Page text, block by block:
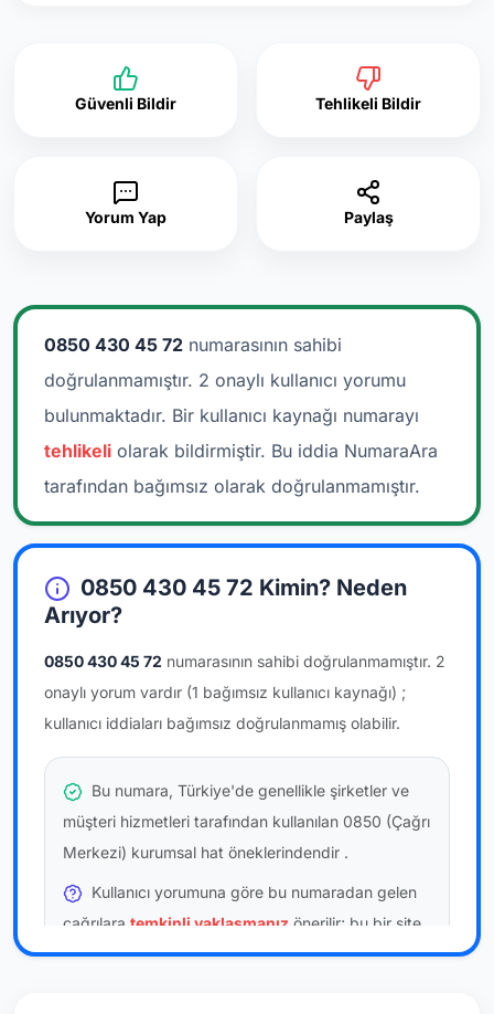
Güvenli Bildir Tehlikeli Bildir
Yorum Yap Paylaş
0850 430 45 72 numarasının sahibi
doğrulanmamıştır. 2 onaylı kullanıcı yorumu
bulunmaktadır. Bir kullanıcı kaynağı numarayı
tehlikeli olarak bildirmiştir. Bu iddia NumaraAra
tarafından bağımsız olarak doğrulanmamıştır.
0850 430 45 72 Kimin? Neden
Arıyor?
0850 430 45 72 numarasının sahibi doğrulanmamıştır. 2
onaylı yorum vardır (1 bağımsız kullanıcı kaynağı) ;
kullanıcı iddiaları bağımsız doğrulanmamış olabilir.
Bu numara, Türkiye'de genellikle şirketler ve
müşteri hizmetleri tarafından kullanılan 0850 (Çağrı
Merkezi) kurumsal hat öneklerindendir .
Kullanıcı yorumuna göre bu numaradan gelen
çağrılara temkinli yaklaşmanız önerilir; bu bir site
hükmü değildir.